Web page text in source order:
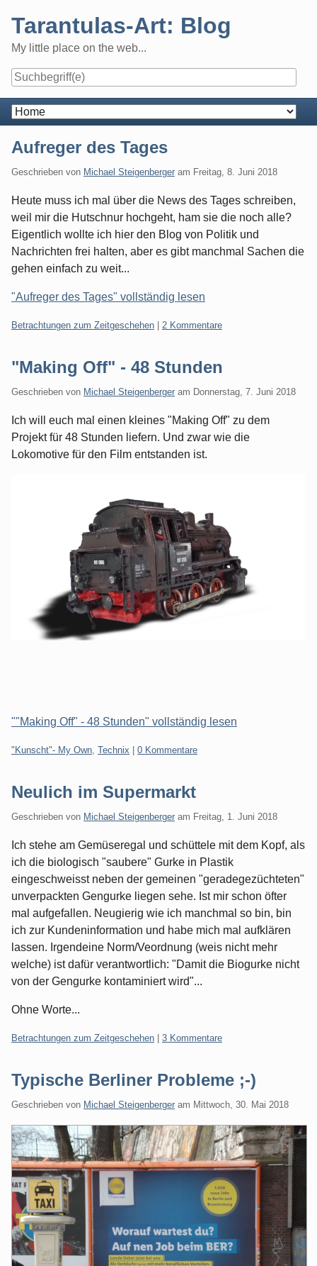
content
Tarantulas-Art: Blog
My little place on the web...
Navigation
Aufreger des Tages
Geschrieben von Michael Steigenberger am Freitag, 8. Juni 2018
Heute muss ich mal über die News des Tages schreiben,
weil mir die Hutschnur hochgeht, ham sie die noch alle?
Eigentlich wollte ich hier den Blog von Politik und
Nachrichten frei halten, aber es gibt manchmal Sachen die
gehen einfach zu weit...
"Aufreger des Tages" vollständig lesen
Kategorien:
Betrachtungen zum Zeitgeschehen 2 Kommentare
"Making Off" - 48 Stunden
Geschrieben von Michael Steigenberger am Donnerstag, 7. Juni 2018
Ich will euch mal einen kleines "Making Off" zu dem
Projekt für 48 Stunden liefern. Und zwar wie die
Lokomotive für den Film entstanden ist.
""Making Off" - 48 Stunden" vollständig lesen
Kategorien:
"Kunscht"- My Own Technix 0 Kommentare
Neulich im Supermarkt
Geschrieben von Michael Steigenberger am Freitag, 1. Juni 2018
Ich stehe am Gemüseregal und schüttele mit dem Kopf, als
ich die biologisch "saubere" Gurke in Plastik
eingeschweisst neben der gemeinen "geradegezüchteten"
unverpackten Gengurke liegen sehe. Ist mir schon öfter
mal aufgefallen. Neugierig wie ich manchmal so bin, bin
ich zur Kundeninformation und habe mich mal aufklären
lassen. Irgendeine Norm/Veordnung (weis nicht mehr
welche) ist dafür verantwortlich: "Damit die Biogurke nicht
von der Gengurke kontaminiert wird"...
Ohne Worte...
Kategorien:
Betrachtungen zum Zeitgeschehen 3 Kommentare
Typische Berliner Probleme ;-)
Geschrieben von Michael Steigenberger am Mittwoch, 30. Mai 2018